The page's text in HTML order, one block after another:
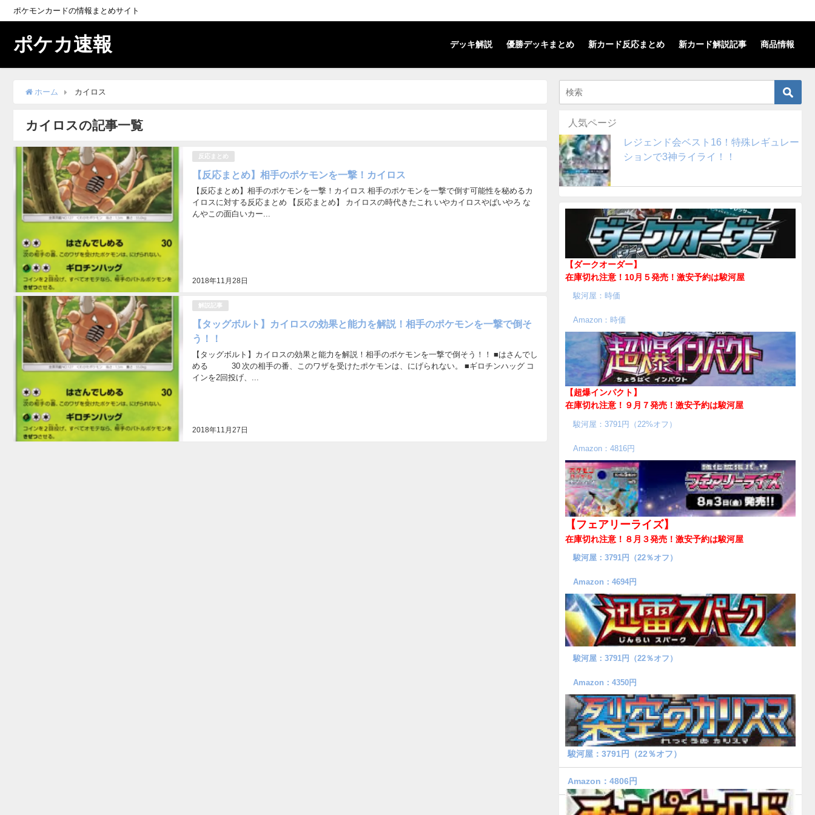
ポケモンカードの情報まとめサイト
ポケカ速報 デッキ解説 優勝デッキまとめ 新カード反応まとめ 新カード解説記事 商品情報
ホーム カイロス
カイロスの記事一覧
反応まとめ
【反応まとめ】相手のポケモンを一撃！カイロス
2018年11月28日
【反応まとめ】相手のポケモンを一撃！カイロス 相手のポケモンを一撃で倒す可能性を秘めるカ
イロスに対する反応まとめ 【反応まとめ】 カイロスの時代きたこれ いやカイロスやばいやろ な
んやこの面白いカー...
解説記事
【タッグボルト】カイロスの効果と能力を解説！相手のポケモンを一撃で倒そ
う！！
2018年11月27日
【タッグボルト】カイロスの効果と能力を解説！相手のポケモンを一撃で倒そう！！ ■はさんでし
める 30 次の相手の番、このワザを受けたポケモンは、にげられない。 ■ギロチンハッグ コ
インを2回投げ、...
人気ページ
レジェンド会ベスト16！特殊レギュレー
ションで3神ライライ！！
【ダークオーダー】
在庫切れ注意！10月５発売！ 激安予約は駿河屋
駿河屋：時価
Amazon：時価
【超爆インパクト】
在庫切れ注意！９月７発売！ 激安予約は駿河屋
駿河屋：3791円（22%オフ）
Amazon：4816円
【フェアリーライズ】
在庫切れ注意！８月３発売！ 激安予約は駿河屋
駿河屋：3791円（22％オフ）
Amazon：4694円
駿河屋：3791円（22％オフ）
Amazon：4350円
駿河屋：3791円（22％オフ）
Amazon：4806円